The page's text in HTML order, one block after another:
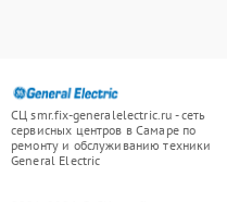
СЦ smr.fix-generalelectric.ru - сеть
сервисных центров в Самаре по
ремонту и обслуживанию техники
General Electric